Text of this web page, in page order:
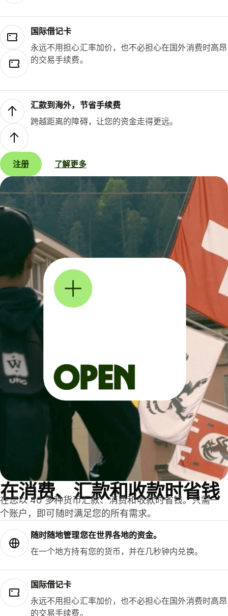
国际借记卡
永远不用担心汇率加价，也不必担心在国外消费时高昂
的交易手续费。
汇款到海外，节省手续费
跨越距离的障碍，让您的资金走得更远。
注册 了解更多
在消费、汇款和收款时省钱
在您以 40 多种货币汇款、消费和收款时省钱。只需一
个账户，即可随时满足您的所有需求。
随时随地管理您在世界各地的资金。
在一个地方持有您的货币，并在几秒钟内兑换。
国际借记卡
永远不用担心汇率加价，也不必担心在国外消费时高昂
的交易手续费。